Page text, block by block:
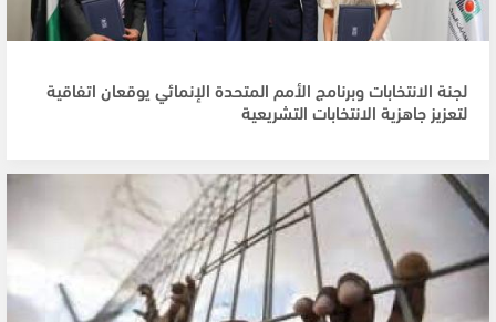
لجنة الانتخابات وبرنامج الأمم المتحدة الإنمائي يوقعان اتفاقية
لتعزيز جاهزية الانتخابات التشريعية